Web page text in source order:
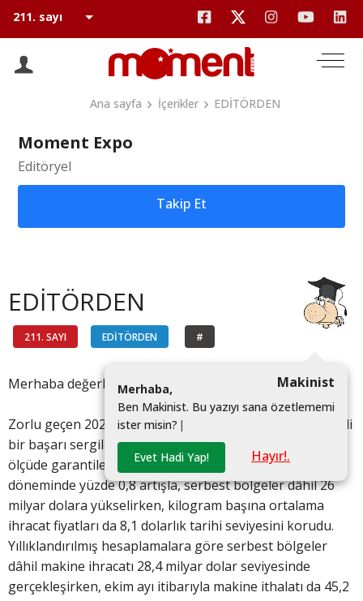
Ana sayfa İçerikler EDİTÖRDEN
Moment Expo
Editöryel
Takip Et
EDİTÖRDEN
211. SAYI EDİTÖRDEN #
Makinist
Merhaba,
Ben Makinist. Bu yazıyı sana özetlememi
ister misin? |
Evet Hadi Yap! Hayır!.
Merhaba değerli Moment Expo okurları,
Zorlu geçen 2025 yılında Türkiye’nin Makinecileri, önemli
bir başarı sergileyerek yılı kayıpsız kapatmayı büyük
ölçüde garantiledi. Makine ihracatı ocak-kasım
döneminde yüzde 0,8 artışla, serbest bölgeler dâhil 26
milyar dolara yükselirken, kilogram başına ortalama
ihracat fiyatları da 8,1 dolarlık tarihi seviyesini korudu.
Yıllıklandırılmış hesaplamalara göre serbest bölgeler
dâhil makine ihracatı 28,4 milyar dolar seviyesinde
gerçekleşirken, ekim ayı itibarıyla makine ithalatı da 45,2